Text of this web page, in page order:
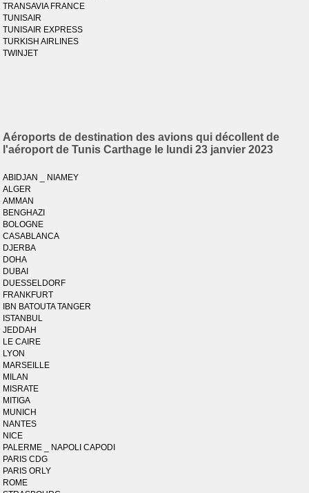
TRANSAVIA FRANCE
TUNISAIR
TUNISAIR EXPRESS
TURKISH AIRLINES
TWINJET
Aéroports de destination des avions qui décollent de
l'aéroport de Tunis Carthage le lundi 23 janvier 2023
ABIDJAN _ NIAMEY
ALGER
AMMAN
BENGHAZI
BOLOGNE
CASABLANCA
DJERBA
DOHA
DUBAI
DUESSELDORF
FRANKFURT
IBN BATOUTA TANGER
ISTANBUL
JEDDAH
LE CAIRE
LYON
MARSEILLE
MILAN
MISRATE
MITIGA
MUNICH
NANTES
NICE
PALERME _ NAPOLI CAPODI
PARIS CDG
PARIS ORLY
ROME